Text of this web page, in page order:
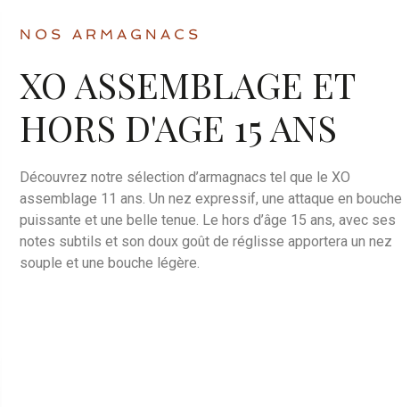
NOS ARMAGNACS
XO ASSEMBLAGE ET
HORS D'AGE 15 ANS
Découvrez notre sélection d’armagnacs tel que le XO
assemblage 11 ans. Un nez expressif, une attaque en bouche
puissante et une belle tenue. Le hors d’âge 15 ans, avec ses
notes subtils et son doux goût de réglisse apportera un nez
souple et une bouche légère.